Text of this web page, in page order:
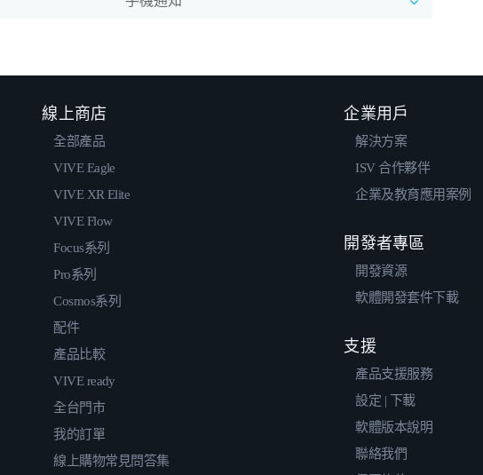
線上商店
全部產品
VIVE Eagle
VIVE XR Elite
VIVE Flow
Focus系列
Pro系列
Cosmos系列
配件
產品比較
VIVE ready
全台門市
我的訂單
線上購物常見問答集
企業用戶
解決方案
ISV 合作夥伴
企業及教育應用案例
開發者專區
開發資源
軟體開發套件下載
支援
產品支援服務
設定 | 下載
軟體版本說明
聯絡我們